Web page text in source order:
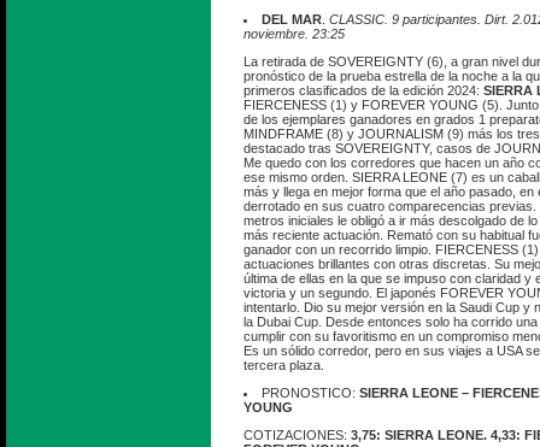
DEL MAR CLASSIC. 9 participantes. Dirt.
noviembre. 23:25
La retirada de SOVEREIGNTY (6), a gran nivel
pronóstico de la prueba estrella de la noche a la
primeros clasificados de la edición 2024: SIERRA
FIERCENESS (1) y FOREVER YOUNG (5).
de los ejemplares ganadores en grados 1
MINDFRAME (8) y JOURNALISM (9) más los
destacado tras SOVEREIGNTY, casos de
Me quedo con los corredores que hacen un año
ese mismo orden. SIERRA LEONE (7) es un
más y llega en mejor forma que el año pasado, en
derrotado en sus cuatro comparecencias previas.
metros iniciales le obligó a ir más descolgado de
más reciente actuación. Remató con su habitual
ganador con un recorrido limpio. FIERCENESS
actuaciones brillantes con otras discretas. Su
última de ellas en la que se impuso con claridad y
victoria y un segundo. El japonés FOREVER
intentarlo. Dio su mejor versión en la Saudi Cup y
la Dubai Cup. Desde entonces solo ha corrido
cumplir con su favoritismo en un compromiso
Es un sólido corredor, pero en sus viajes a USA
tercera plaza.
PRONOSTICO: SIERRA LEONE –
YOUNG
COTIZACIONES: 3,75: SIERRA LEONE. 4,33: